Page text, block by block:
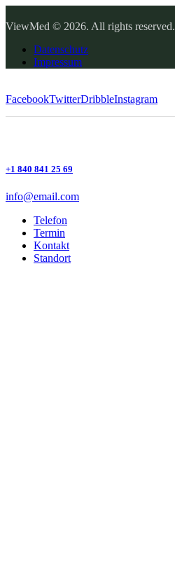
ViewMed © 2026. All rights reserved.
Datenschutz
Impressum
FacebookTwitterDribbleInstagram
+1 840 841 25 69
info@email.com
Telefon
Termin
Kontakt
Standort